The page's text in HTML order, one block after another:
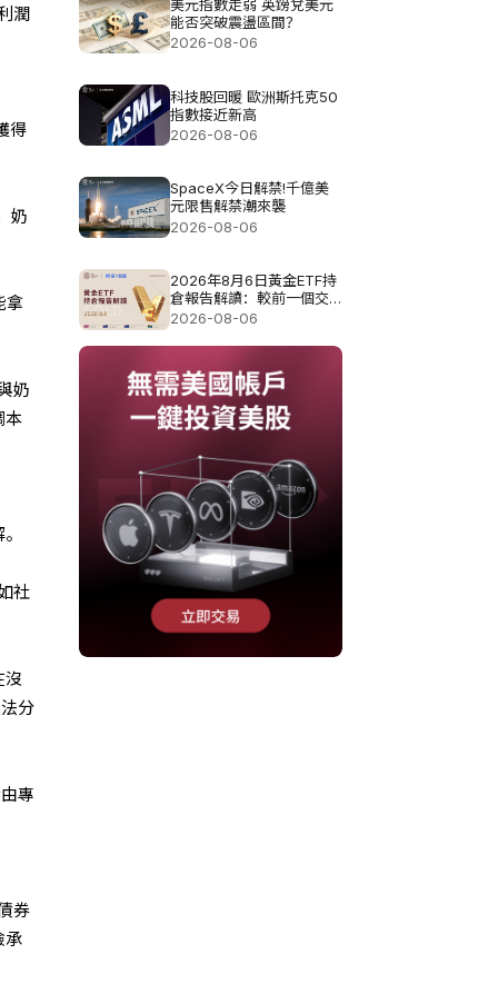
潤
得
奶
拿
奶
本
社
沒
分
專
券
承
美元指數走弱 英鎊兌美元
能否突破震盪區間？
2026-08-06
科技股回暖 歐洲斯托克50
指數接近新高
2026-08-06
SpaceX今日解禁!千億美
元限售解禁潮來襲
2026-08-06
2026年8月6日黃金ETF持
倉報告解讀：較前一個交
易日增加4.851噸
2026-08-06